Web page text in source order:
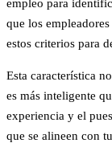
empleo para
que los
estos criterios para
Esta característica
es más inteligente
experiencia y el
que se alineen con